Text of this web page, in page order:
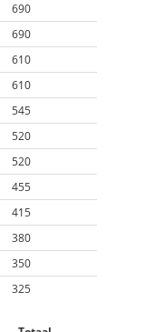
690
690
610
610
545
520
520
455
415
380
350
325